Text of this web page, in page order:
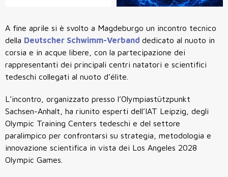
A fine aprile si è svolto a Magdeburgo un incontro tecnico
della Deutscher Schwimm-Verband dedicato al nuoto in
corsia e in acque libere, con la partecipazione dei
rappresentanti dei principali centri natatori e scientifici
tedeschi collegati al nuoto d’élite.
L’incontro, organizzato presso l’Olympiastützpunkt
Sachsen-Anhalt, ha riunito esperti dell’IAT Leipzig, degli
Olympic Training Centers tedeschi e del settore
paralimpico per confrontarsi su strategia, metodologia e
innovazione scientifica in vista dei Los Angeles 2028
Olympic Games.